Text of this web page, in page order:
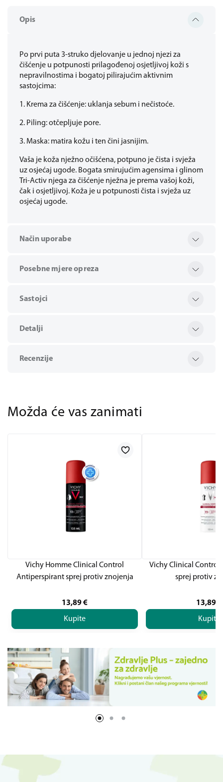
Opis
Po prvi puta 3-struko djelovanje u jednoj njezi za
čišćenje u potpunosti prilagođenoj osjetljivoj koži s
nepravilnostima i bogatoj pilirajućim aktivnim
sastojcima:
1. Krema za čišćenje: uklanja sebum i nečistoće.
2. Piling: otčepljuje pore.
3. Maska: matira kožu i ten čini jasnijim.
Vaša je koža nježno očišćena, potpuno je čista i svježa
uz osjećaj ugode. Bogata smirujućim agensima i glinom
Tri-Activ njega za čišćenje nježna je prema vašoj koži,
čak i osjetljivoj. Koža je u potpunosti čista i svježa uz
osjećaj ugode.
Način uporabe
Posebne mjere opreza
Sastojci
Detalji
Recenzije
Možda će vas zanimati
Vichy Homme Clinical Control
Antiperspirant sprej protiv znojenja
13,89€
Kupite
Vichy Clinical Control
sprej protiv
13,89
Kupite